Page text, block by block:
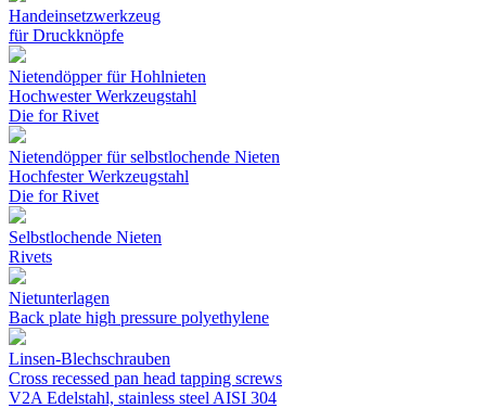
Handeinsetzwerkzeug
für Druckknöpfe
Nietendöpper für Hohlnieten
Hochwester Werkzeugstahl
Die for Rivet
Nietendöpper für selbstlochende Nieten
Hochfester Werkzeugstahl
Die for Rivet
Selbstlochende Nieten
Rivets
Nietunterlagen
Back plate high pressure polyethylene
Linsen-Blechschrauben
Cross recessed pan head tapping screws
V2A Edelstahl, stainless steel AISI 304